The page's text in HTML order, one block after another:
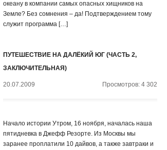
океану в компании самых опасных хищников на
Земле? Без сомнения – да! Подтверждением тому
служит программа […]
ПУТЕШЕСТВИЕ НА ДАЛЁКИЙ ЮГ (ЧАСТЬ 2,
ЗАКЛЮЧИТЕЛЬНАЯ)
20.07.2009 Просмотров: 4 302
Начало истории Утром, 16 ноября, началась наша
пятидневка в Джефф Резорте. Из Москвы мы
заранее проплатили 10 дайвов, а также завтраки и